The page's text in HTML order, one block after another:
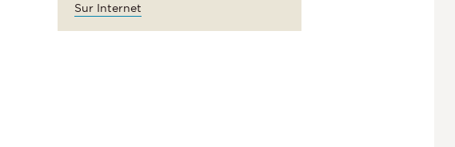
Sur Internet